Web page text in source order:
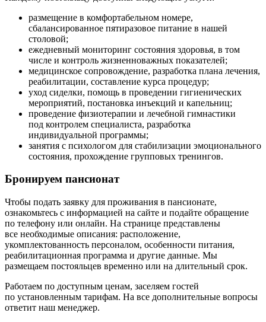
размещение в комфортабельном номере,
сбалансированное пятиразовое питание в нашей
столовой;
ежедневный мониторинг состояния здоровья, в том
числе и контроль жизненноважных показателей;
медицинское сопровождение, разработка плана лечения,
реабилитации, составление курса процедур;
уход сиделки, помощь в проведении гигиенических
мероприятий, постановка инъекций и капельниц;
проведение физиотерапии и лечебной гимнастики
под контролем специалиста, разработка
индивидуальной программы;
занятия с психологом для стабилизации эмоционального
состояния, прохождение групповых тренингов.
Бронируем пансионат
Чтобы подать заявку для проживания в пансионате,
ознакомьтесь с информацией на сайте и подайте обращение
по телефону или онлайн. На странице представлены
все необходимые описания: расположение,
укомплектованность персоналом, особенности питания,
реабилитационная программа и другие данные. Мы
размещаем постояльцев временно или на длительный срок.
Работаем по доступным ценам, заселяем гостей
по установленным тарифам. На все дополнительные вопросы
ответит наш менеджер.